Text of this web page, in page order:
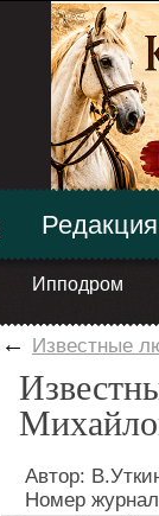
Ипподром
Редакция
← Известные
Автор:
Номер